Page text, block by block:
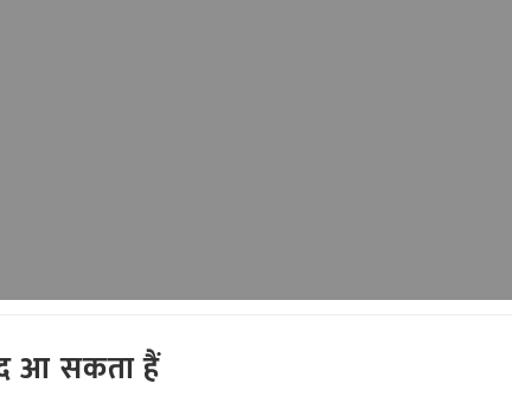
आ सकता हैं